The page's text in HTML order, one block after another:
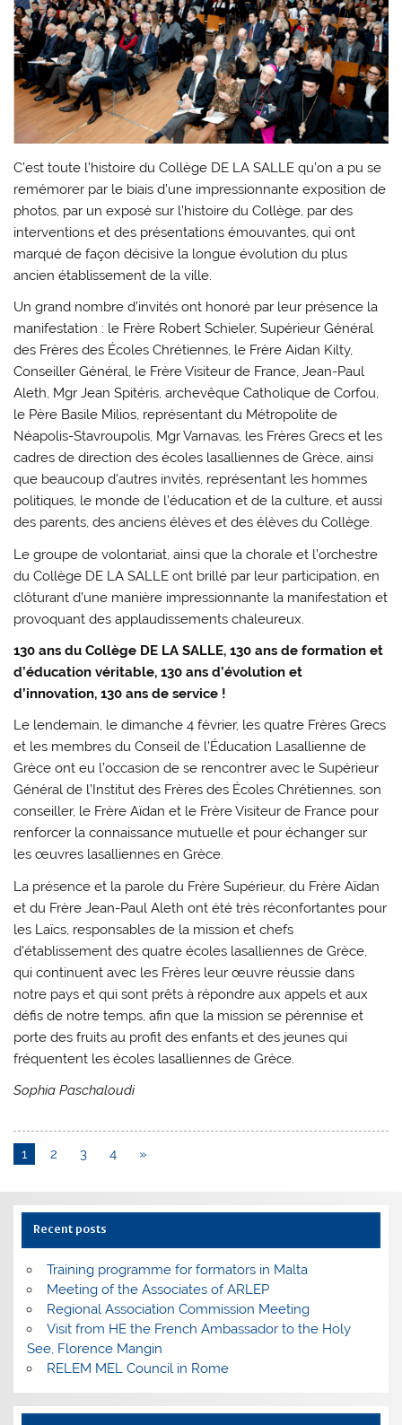
C’est toute l’histoire du Collège DE LA SALLE qu’on a pu se
remémorer par le biais d’une impressionnante exposition de
photos, par un exposé sur l’histoire du Collège, par des
interventions et des présentations émouvantes, qui ont
marqué de façon décisive la longue évolution du plus
ancien établissement de la ville.
Un grand nombre d’invités ont honoré par leur présence la
manifestation : le Frère Robert Schieler, Supérieur Général
des Frères des Écoles Chrétiennes, le Frère Aidan Kilty,
Conseiller Général, le Frère Visiteur de France, Jean-Paul
Aleth, Mgr Jean Spitéris, archevêque Catholique de Corfou,
le Père Basile Milios, représentant du Métropolite de
Néapolis-Stavroupolis, Mgr Varnavas, les Frères Grecs et les
cadres de direction des écoles lasalliennes de Grèce, ainsi
que beaucoup d’autres invités, représentant les hommes
politiques, le monde de l’éducation et de la culture, et aussi
des parents, des anciens élèves et des élèves du Collège.
Le groupe de volontariat, ainsi que la chorale et l’orchestre
du Collège DE LA SALLE ont brillé par leur participation, en
clôturant d’une manière impressionnante la manifestation et
provoquant des applaudissements chaleureux.
130 ans du Collège DE LA SALLE, 130 ans de formation et
d’éducation véritable, 130 ans d’évolution et
d’innovation, 130 ans de service !
Le lendemain, le dimanche 4 février, les quatre Frères Grecs
et les membres du Conseil de l’Éducation Lasallienne de
Grèce ont eu l’occasion de se rencontrer avec le Supérieur
Général de l’Institut des Frères des Écoles Chrétiennes, son
conseiller, le Frère Aïdan et le Frère Visiteur de France pour
renforcer la connaissance mutuelle et pour échanger sur
les œuvres lasalliennes en Grèce.
La présence et la parole du Frère Supérieur, du Frère Aïdan
et du Frère Jean-Paul Aleth ont été très réconfortantes pour
les Laïcs, responsables de la mission et chefs
d’établissement des quatre écoles lasalliennes de Grèce,
qui continuent avec les Frères leur œuvre réussie dans
notre pays et qui sont prêts à répondre aux appels et aux
défis de notre temps, afin que la mission se pérennise et
porte des fruits au profit des enfants et des jeunes qui
fréquentent les écoles lasalliennes de Grèce.
Sophia Paschaloudi
1 2 3 4 »
Recent posts
Training programme for formators in Malta
Meeting of the Associates of ARLEP
Regional Association Commission Meeting
Visit from HE the French Ambassador to the Holy
See, Florence Mangin
RELEM MEL Council in Rome